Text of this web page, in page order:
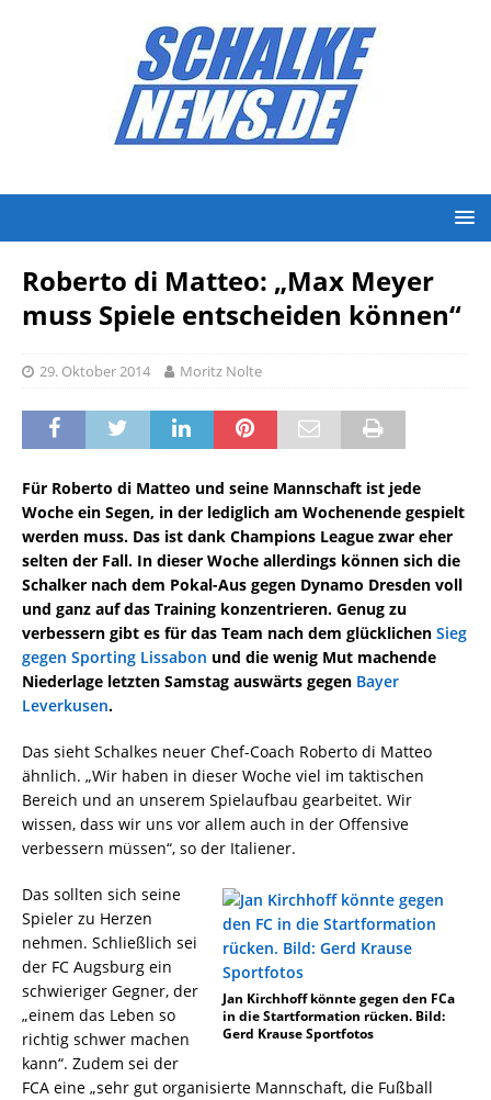
Roberto di Matteo: „Max Meyer
muss Spiele entscheiden können“
29. Oktober 2014 Moritz Nolte
Für Roberto di Matteo und seine Mannschaft ist jede
Woche ein Segen, in der lediglich am Wochenende gespielt
werden muss. Das ist dank Champions League zwar eher
selten der Fall. In dieser Woche allerdings können sich die
Schalker nach dem Pokal-Aus gegen Dynamo Dresden voll
und ganz auf das Training konzentrieren. Genug zu
verbessern gibt es für das Team nach dem glücklichen Sieg
gegen Sporting Lissabon und die wenig Mut machende
Niederlage letzten Samstag auswärts gegen Bayer
Leverkusen.
Das sieht Schalkes neuer Chef-Coach Roberto di Matteo
ähnlich. „Wir haben in dieser Woche viel im taktischen
Bereich und an unserem Spielaufbau gearbeitet. Wir
wissen, dass wir uns vor allem auch in der Offensive
verbessern müssen“, so der Italiener.
Jan Kirchhoff könnte gegen den FCa
in die Startformation rücken. Bild:
Gerd Krause Sportfotos
Das sollten sich seine
Spieler zu Herzen
nehmen. Schließlich sei
der FC Augsburg ein
schwieriger Gegner, der
„einem das Leben so
richtig schwer machen
kann“. Zudem sei der
FCA eine „sehr gut organisierte Mannschaft, die Fußball